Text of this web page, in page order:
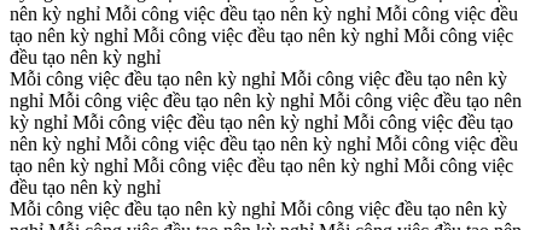
nên kỳ nghỉ Mỗi công việc đều tạo nên kỳ nghỉ Mỗi công việc đều
tạo nên kỳ nghỉ Mỗi công việc đều tạo nên kỳ nghỉ Mỗi công việc
đều tạo nên kỳ nghỉ
Mỗi công việc đều tạo nên kỳ nghỉ Mỗi công việc đều tạo nên kỳ
nghỉ Mỗi công việc đều tạo nên kỳ nghỉ Mỗi công việc đều tạo nên
kỳ nghỉ Mỗi công việc đều tạo nên kỳ nghỉ Mỗi công việc đều tạo
nên kỳ nghỉ Mỗi công việc đều tạo nên kỳ nghỉ Mỗi công việc đều
tạo nên kỳ nghỉ Mỗi công việc đều tạo nên kỳ nghỉ Mỗi công việc
đều tạo nên kỳ nghỉ
Mỗi công việc đều tạo nên kỳ nghỉ Mỗi công việc đều tạo nên kỳ